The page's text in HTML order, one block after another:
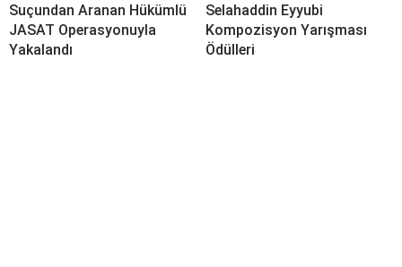
Suçundan Aranan Hükümlü
JASAT Operasyonuyla
Yakalandı
Selahaddin Eyyubi
Kompozisyon Yarışması
Ödülleri